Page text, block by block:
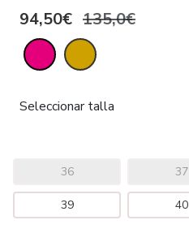
94,50€ 135,0€
Seleccionar talla
36 37
39 40